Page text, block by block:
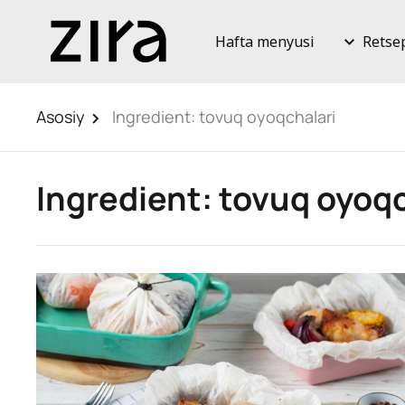
Hafta menyusi
Asosiy Ingredient: tovuq oyoqchalari
Ingredient: tovuq